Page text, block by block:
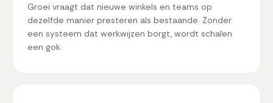
Groei vraagt dat nieuwe winkels en teams op
dezelfde manier presteren als bestaande. Zonder
een systeem dat werkwijzen borgt, wordt schalen
een gok.